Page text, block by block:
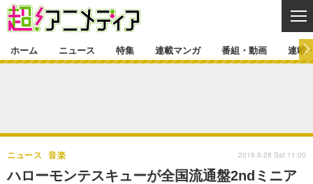
ゲーム・アプリ マンガ
特集一覧 カバー
連載マンガ
連載一覧
ホーム ニュース 特集 連載マンガ 番組・動画 連載
ハローモンテスキューが全国流通盤2ndミニア
ニュース 音楽 2019.9.28 Sat 11:00